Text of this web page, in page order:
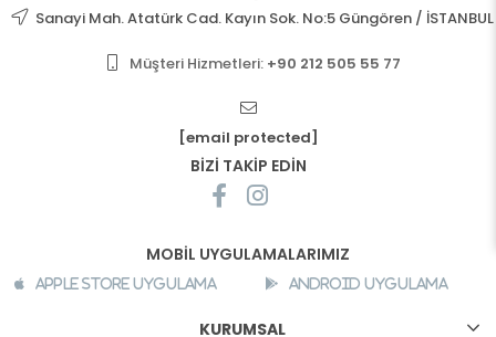
Sanayi Mah. Atatürk Cad. Kayın Sok. No:5 Güngören / İSTANBUL
Müşteri Hizmetleri: +90 212 505 55 77
[email protected]
BİZİ TAKİP EDİN
MOBİL UYGULAMALARIMIZ
Apple Store Uygulama Android Uygulama
KURUMSAL